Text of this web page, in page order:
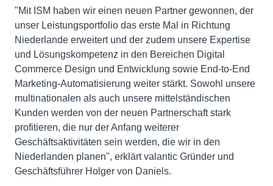
"Mit ISM haben wir einen neuen Partner gewonnen, der
unser Leistungsportfolio das erste Mal in Richtung
Niederlande erweitert und der zudem unsere Expertise
und Lösungskompetenz in den Bereichen Digital
Commerce Design und Entwicklung sowie End-to-End
Marketing-Automatisierung weiter stärkt. Sowohl unsere
multinationalen als auch unsere mittelständischen
Kunden werden von der neuen Partnerschaft stark
profitieren, die nur der Anfang weiterer
Geschäftsaktivitäten sein werden, die wir in den
Niederlanden planen", erklärt valantic Gründer und
Geschäftsführer Holger von Daniels.